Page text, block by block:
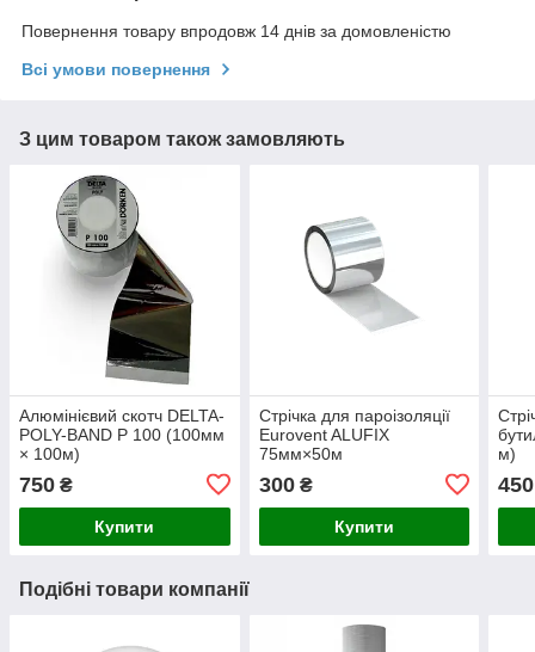
Повернення товару впродовж 14 днів за домовленістю
Всі умови повернення
З цим товаром також замовляють
Алюмінієвий скотч DELTA-
POLY-BAND P 100 (100мм
× 100м)
750 ₴
Купити
Стрічка для пароізоляції
Eurovent ALUFIX
75мм×50м
300₴
Купити
м)
450
Подібні товари компанії